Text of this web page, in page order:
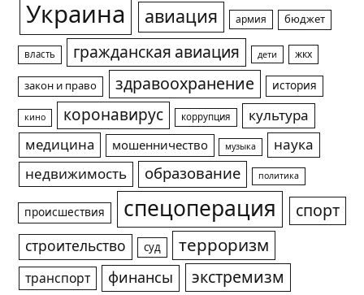
Украина авиация армия бюджет
власть гражданская авиация дети жкх
закон и право здравоохранение история
кино коронавирус коррупция
культура
медицина
мошенничество музыка
наука
недвижимость
образование политика
происшествия спецоперация спорт
строительство суд терроризм
транспорт финансы экстремизм